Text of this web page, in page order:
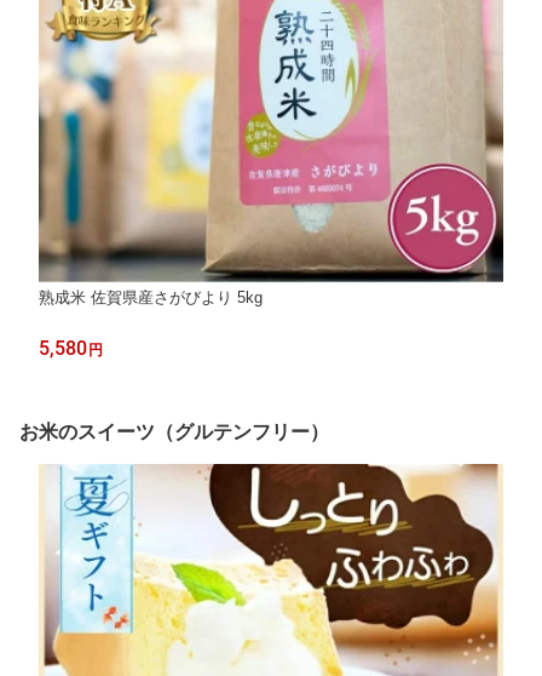
熟成米 佐賀県産さがびより 5kg
5,580 円
お米のスイーツ（グルテンフリー）